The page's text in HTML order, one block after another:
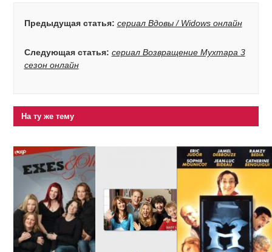
Предыдущая статья: сериал Вдовы / Widows онлайн
Следующая статья: сериал Возвращение Мухтара 3
сезон онлайн
На ту же тему